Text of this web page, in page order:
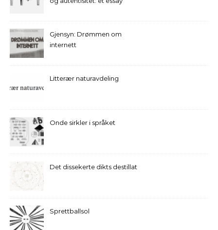
Gjensyn: Drømmen om
internett
Litterær naturavdeling
Onde sirkler i språket
Det dissekerte dikts destillat
Sprettballsol